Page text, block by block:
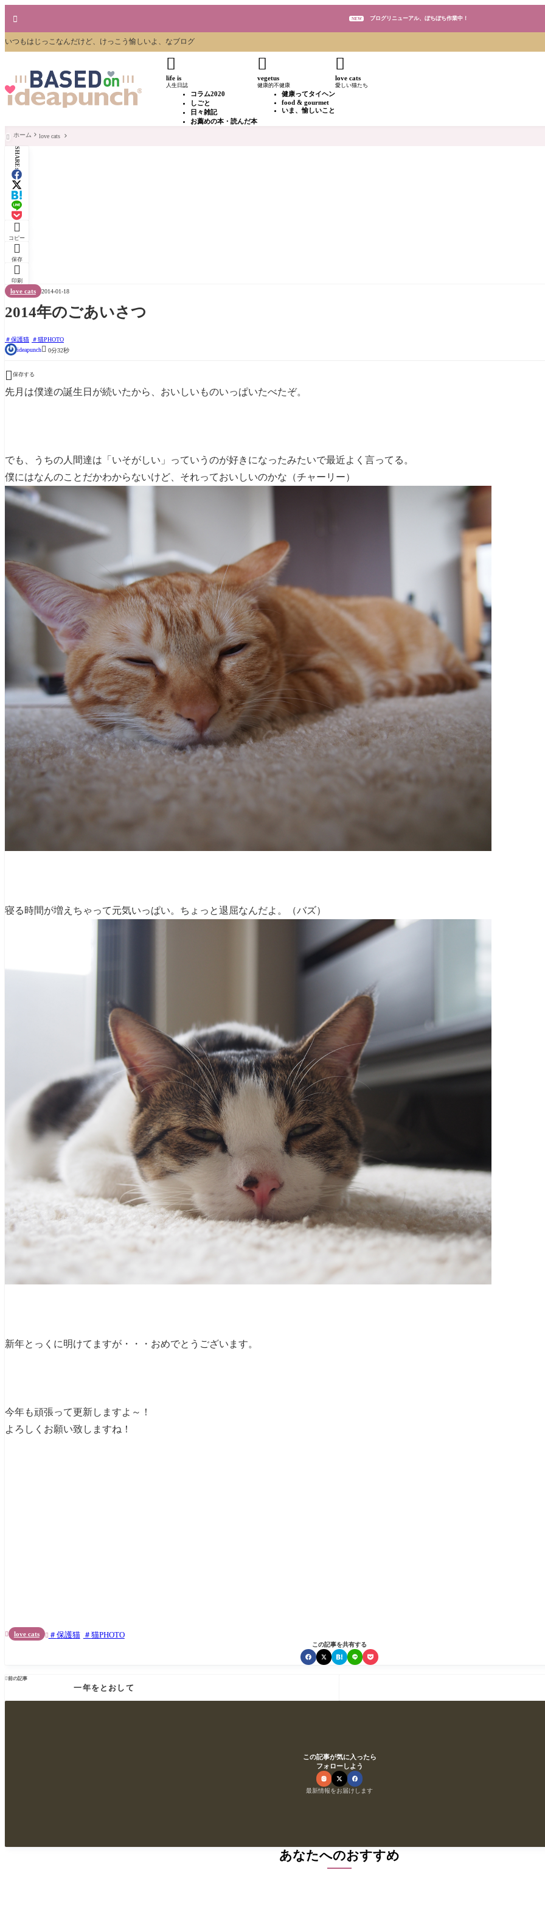
 NEW ブログリニューアル、ぼちぼち作業中！
いつもはじっこなんだけど、けっこう愉しいよ、なブログ

life is
人生日誌
コラム2020
しごと
日々雑記
お薦めの本・読んだ本

vegetus
健康的不健康
健康ってタイヘン
food & gourmet
いま、愉しいこと

love cats
愛しい猫たち
 ホーム love cats
SHARE:

コピー

保存

印刷
love cats 2014-01-18
2014年のごあいさつ
保護猫
猫PHOTO
ideapunch 0分32秒
 保存する
先月は僕達の誕生日が続いたから、おいしいものいっぱいたべたぞ。
でも、うちの人間達は「いそがしい」っていうのが好きになったみたいで最近よく言ってる。
僕にはなんのことだかわからないけど、それっておいしいのかな（チャーリー）
寝る時間が増えちゃって元気いっぱい。ちょっと退屈なんだよ。（バズ）
新年とっくに明けてますが・・・おめでとうございます。
今年も頑張って更新しますよ～！
よろしくお願い致しますね！
 love cats  保護猫 猫PHOTO
この記事を共有する
前の記事
一年をとおして
この記事が気に入ったら
フォローしよう
最新情報をお届けします
あなたへのおすすめ